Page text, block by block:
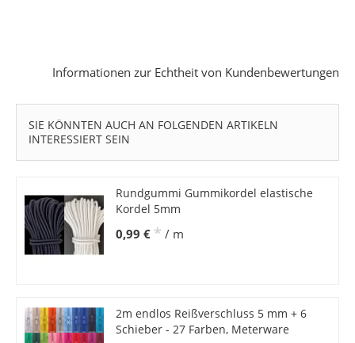
Informationen zur Echtheit von Kundenbewertungen
SIE KÖNNTEN AUCH AN FOLGENDEN ARTIKELN
INTERESSIERT SEIN
Rundgummi Gummikordel elastische
Kordel 5mm
0,99 € * / m
2m endlos Reißverschluss 5 mm + 6
Schieber - 27 Farben, Meterware